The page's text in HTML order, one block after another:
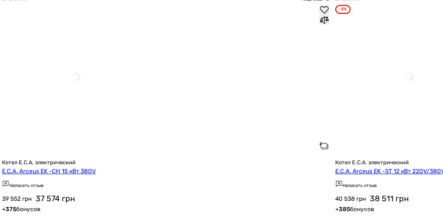
Котел E.C.A. электрический
E.C.A. Arceus EK -CH 15 кВт 380V
Написать отзыв
39 552 грн 37 574 грн
+375бонусов
-5%
Котел E.C.A. электрический
E.C.A. Arceus EK -ST 12 кВт 220V/
Написать отзыв
40 538 грн 38 511 грн
+385бонусов